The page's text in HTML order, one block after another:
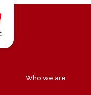
Who we are